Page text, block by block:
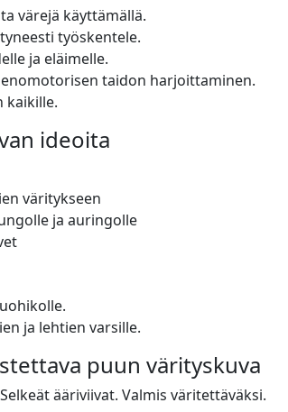
värejä käyttämällä.
työskentele.
ja eläimelle.
taidon harjoittaminen.
kaikille.
ideoita
väritykseen
ja auringolle
ja lehtien varsille.
puun värityskuva
ääriviivat. Valmis väritettäväksi.